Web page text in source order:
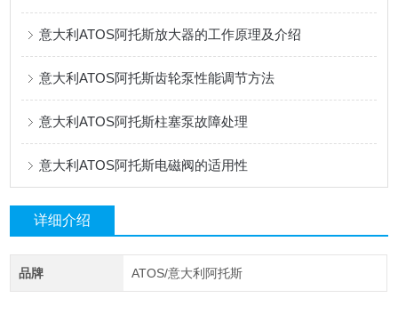
意大利ATOS阿托斯放大器的工作原理及介绍
意大利ATOS阿托斯齿轮泵性能调节方法
意大利ATOS阿托斯柱塞泵故障处理
意大利ATOS阿托斯电磁阀的适用性
详细介绍
品牌 ATOS/意大利阿托斯